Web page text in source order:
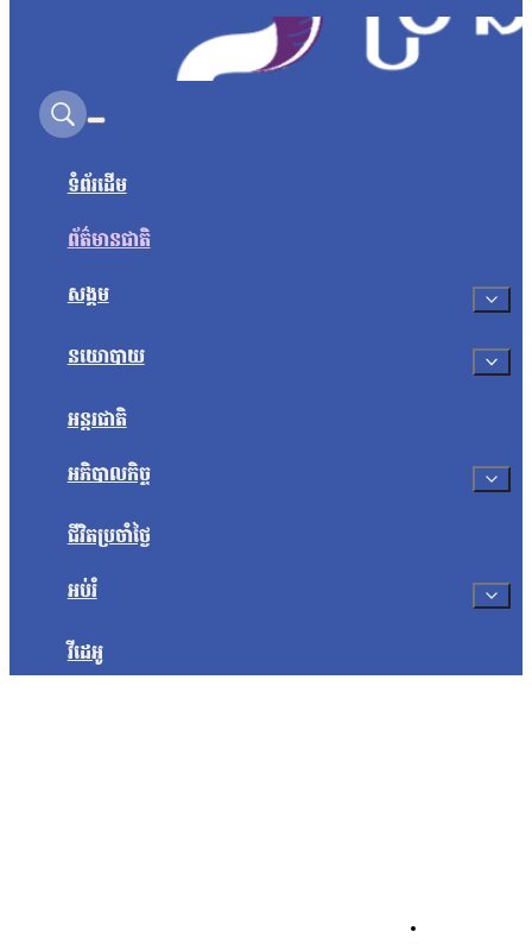
Search on this site
ទំព័រដើម
ព័ត៌មានជាតិ
សង្គម
នយោបាយ
អន្តរជាតិ
អភិបាលកិច្ច
ជីវិតប្រចាំថ្ងៃ
អប់រំ
វីដេអូ